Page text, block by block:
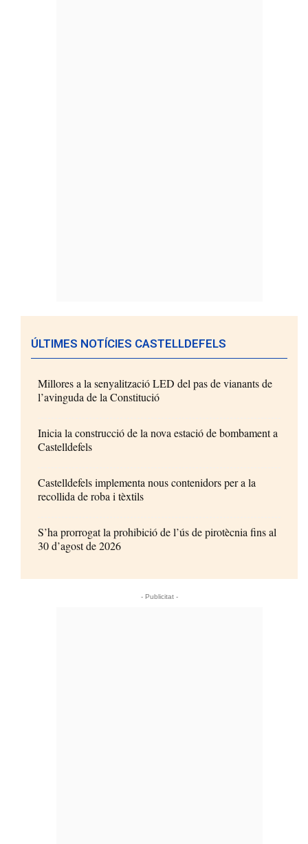
ÚLTIMES NOTÍCIES CASTELLDEFELS
Millores a la senyalització LED del pas de vianants de
l’avinguda de la Constitució
Inicia la construcció de la nova estació de bombament a
Castelldefels
Castelldefels implementa nous contenidors per a la
recollida de roba i tèxtils
S’ha prorrogat la prohibició de l’ús de pirotècnia fins al
30 d’agost de 2026
- Publicitat -